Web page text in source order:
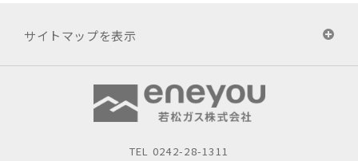
サイトマップを表示
TEL 0242-28-1311